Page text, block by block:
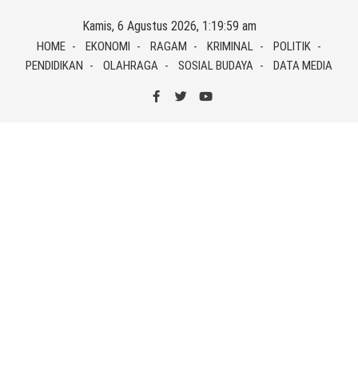
content
Kamis, 6 Agustus 2026, 1:19:59 am
HOME EKONOMI RAGAM KRIMINAL
POLITIK
PENDIDIKAN
OLAHRAGA SOSIAL BUDAYA DATA MEDIA